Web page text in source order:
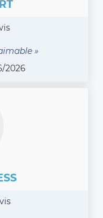
»
2026